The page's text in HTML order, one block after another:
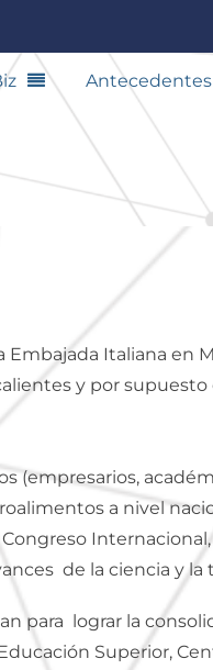
Antecedentes
Embajada Italiana en
y por supuesto
(empresarios,
a nivel
de la ciencia y la
para lograr la
Superior,